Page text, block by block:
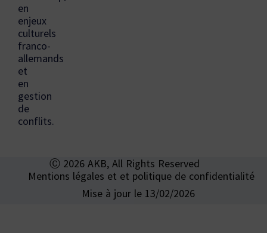
en
enjeux
culturels
franco-
allemands
et
en
gestion
de
conflits.
Ⓒ 2026 AKB, All Rights Reserved
Mentions légales et et politique de confidentialité
Mise à jour le 13/02/2026